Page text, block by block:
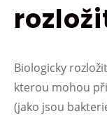
Biologicky
kterou mohou
(jako jsou